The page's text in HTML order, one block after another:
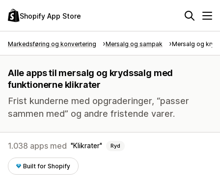
Shopify App Store
Markedsføring og konvertering Mersalg og sampak Mersalg og
Alle apps til mersalg og krydssalg med
funktionerne klikrater
Frist kunderne med opgraderinger, “passer
sammen med” og andre fristende varer.
1.038 apps med Klikrater Ryd
Built for Shopify